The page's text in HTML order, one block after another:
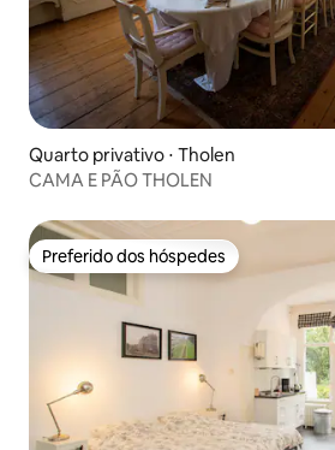
Quarto privativo ⋅ Tholen
CAMA E PÃO THOLEN
Preferido dos hóspedes
Preferido dos hóspedes